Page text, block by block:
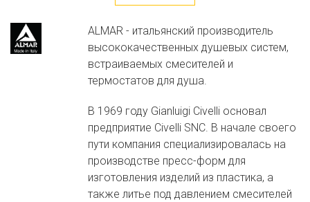
ALMAR - итальянский производитель
высококачественных душевых систем,
встраиваемых смесителей и
термостатов для душа.
В 1969 году Gianluigi Civelli основал
предприятие Civelli SNC. В начале своего
пути компания специализировалась на
производстве пресс-форм для
изготовления изделий из пластика, а
также литье под давлением смесителей